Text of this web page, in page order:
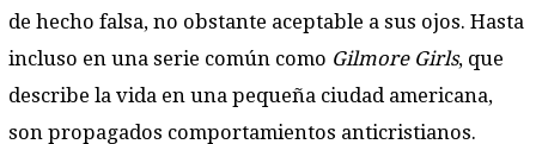
de hecho falsa, no obstante aceptable a sus ojos. Hasta
incluso en una serie común como Gilmore Girls, que
describe la vida en una pequeña ciudad americana,
son propagados comportamientos anticristianos.